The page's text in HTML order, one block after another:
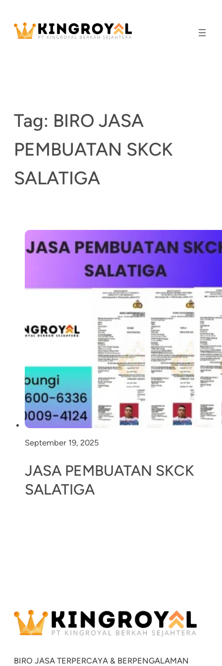
content
Tag: BIRO JASA
PEMBUATAN SKCK
SALATIGA
September 19, 2025
JASA PEMBUATAN SKCK
SALATIGA
BIRO JASA TERPERCAYA & BERPENGALAMAN